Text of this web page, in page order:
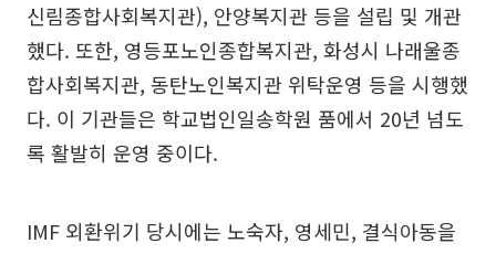
신림종합사회복지관), 안양복지관 등을 설립 및 개관
했다. 또한, 영등포노인종합복지관, 화성시 나래울종
합사회복지관, 동탄노인복지관 위탁운영 등을 시행했
다. 이 기관들은 학교법인일송학원 품에서 20년 넘도
록 활발히 운영 중이다.
IMF 외환위기 당시에는 노숙자, 영세민, 결식아동을